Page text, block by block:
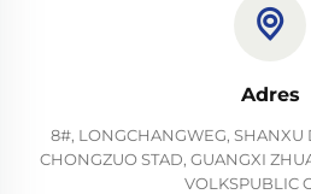
Adres
8#, LONGCHANGWEG, SHANXU
CHONGZUO STAD, GUANGXI
VOLKSPUBLIC